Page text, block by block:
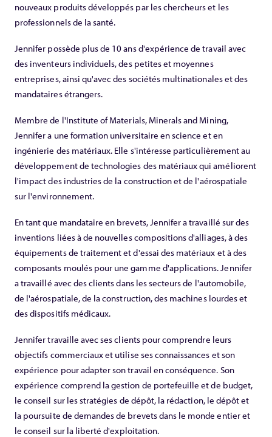
nouveaux produits développés par les chercheurs et les
professionnels de la santé.
Jennifer possède plus de 10 ans d'expérience de travail avec
des inventeurs individuels, des petites et moyennes
entreprises, ainsi qu'avec des sociétés multinationales et des
mandataires étrangers.
Membre de l'Institute of Materials, Minerals and Mining,
Jennifer a une formation universitaire en science et en
ingénierie des matériaux. Elle s'intéresse particulièrement au
développement de technologies des matériaux qui améliorent
l'impact des industries de la construction et de l'aérospatiale
sur l'environnement.
En tant que mandataire en brevets, Jennifer a travaillé sur des
inventions liées à de nouvelles compositions d'alliages, à des
équipements de traitement et d'essai des matériaux et à des
composants moulés pour une gamme d'applications. Jennifer
a travaillé avec des clients dans les secteurs de l'automobile,
de l'aérospatiale, de la construction, des machines lourdes et
des dispositifs médicaux.
Jennifer travaille avec ses clients pour comprendre leurs
objectifs commerciaux et utilise ses connaissances et son
expérience pour adapter son travail en conséquence. Son
expérience comprend la gestion de portefeuille et de budget,
le conseil sur les stratégies de dépôt, la rédaction, le dépôt et
la poursuite de demandes de brevets dans le monde entier et
le conseil sur la liberté d'exploitation.